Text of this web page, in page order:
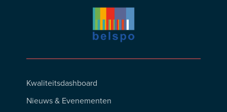
Footer
Menu
Kwaliteitsdashboard
Nieuws & Evenementen